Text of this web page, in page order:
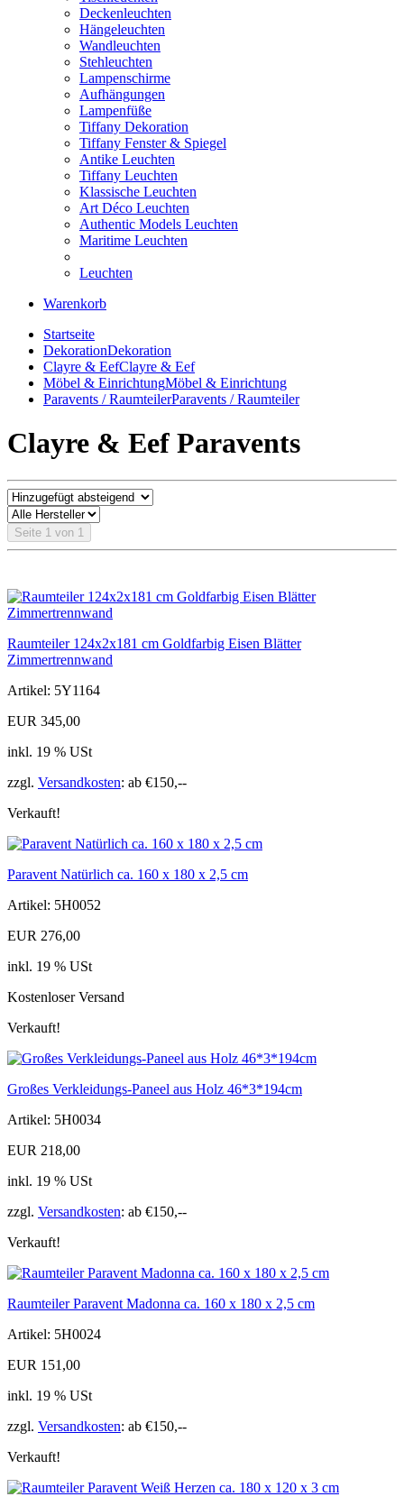
Deckenleuchten
Hängeleuchten
Wandleuchten
Stehleuchten
Lampenschirme
Aufhängungen
Lampenfüße
Tiffany Dekoration
Tiffany Fenster & Spiegel
Antike Leuchten
Tiffany Leuchten
Klassische Leuchten
Art Déco Leuchten
Authentic Models Leuchten
Maritime Leuchten
Leuchten
Warenkorb
Startseite
DekorationDekoration
Clayre & EefClayre & Eef
Möbel & EinrichtungMöbel & Einrichtung
Paravents / RaumteilerParavents / Raumteiler
Clayre & Eef Paravents
Seite 1 von 1
Raumteiler 124x2x181 cm Goldfarbig Eisen Blätter
Zimmertrennwand
Artikel: 5Y1164
EUR 345,00
inkl. 19 % USt
zzgl. Versandkosten: ab €150,--
Verkauft!
Paravent Natürlich ca. 160 x 180 x 2,5 cm
Artikel: 5H0052
EUR 276,00
inkl. 19 % USt
Kostenloser Versand
Verkauft!
Großes Verkleidungs-Paneel aus Holz 46*3*194cm
Artikel: 5H0034
EUR 218,00
inkl. 19 % USt
zzgl. Versandkosten: ab €150,--
Verkauft!
Raumteiler Paravent Madonna ca. 160 x 180 x 2,5 cm
Artikel: 5H0024
EUR 151,00
inkl. 19 % USt
zzgl. Versandkosten: ab €150,--
Verkauft!